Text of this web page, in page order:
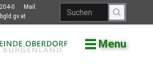
0
Mail:
Menu